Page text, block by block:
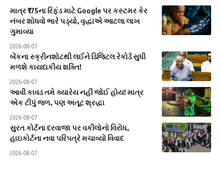
માત્ર ₹175ના રિફંડ માટે Google પર કસ્ટમર કેર
નંબર શોધવો ભારે પડ્યો, વૃદ્ધાએ આટલા લાખ
ગુમાવ્યા
2026-08-07
બેંકના સ્ક્રીનશોટથી લઈને ડિજિટલ રેકોર્ડ સુધી
મળશે કાયદાકીય શક્તિ!
2026-08-07
આવી કાવડ તમે ક્યારેય નહીં જોઈ હોય! માત્ર
એક ટીપું જળ, પણ અતૂટ શ્રદ્ધા
2026-08-07
સુરત કોર્ટના દરવાજા પર વકીલોનો વિરોધ,
હાઇકોર્ટના નવા પરિપત્રે મચાવ્યો વિવાદ
2026-08-07